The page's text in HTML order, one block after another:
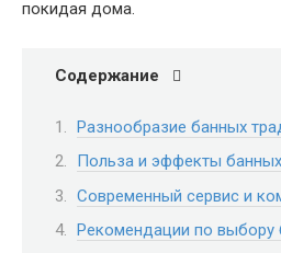
покидая дома.
Содержание
Разнообразие банных
Польза и эффекты
Современный сервис и
Рекомендации по выбору